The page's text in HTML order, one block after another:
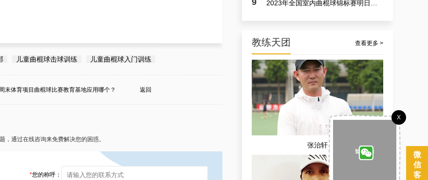
儿童曲棍球击球训练 儿童曲棍球入门训练
周末体育项目曲棍球比赛教育基地应用哪个？ 返回
，通过在线咨询来免费解决您的困惑。
*您的称呼：
9
教练天团 查看更多 >
张治轩
微
信
客
X